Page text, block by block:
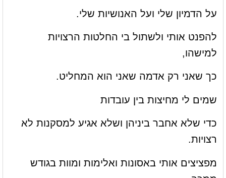
על הדמיון שלי ועל האנושיות שלי.
להפנט אותי ולשתול בי החלטות הרצויות
למישהו,
כך שאני רק אדמה שאני הוא המחליט.
שמים לי מחיצות בין עובדות
כדי שלא אחבר ביניהן ושלא אגיע למסקנות לא
רצויות.
מפציצים אותי באסונות ואלימות ומוות בגודש